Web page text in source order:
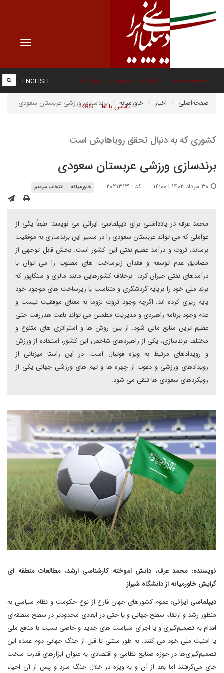
Toggle
صفحه نخست درباره ما عضویت پیوند ها
تماس با ما RSS
ENGLISH
صفحه‌اصلی اخبار خاورمیانه برندسازی ورزشی عربستان سعودی
کشوری که به دنبال تحقق رویاهایش است
برندسازی ورزشی عربستان سعودی
کد : ۲۰۲۱۳۱۳ خاورمیانه انتخاب سردبیر
محمد عرف در یادداشتی برای دیپلماسی ایرانی می نویسد: طبعاً یکی از
عواملی که می تواند عربستان سعودی را در مسیر این برندسازی به موفقیت
برساند، ثروت و درآمد عظیم نفتی این کشور است. بخش قابل توجهی از
مصادیق عدم توسعه و فقدان زیرساخت های مطلوب را می توان با
درآمدهای نفتی جبران کرد؛ برخلاف کشورهایی مانند مالزی و سنگاپور که
برند ملی خود را برپایه گردشگری و متناسب با زیرساخت های موجود خود
پایه ریزی کرده اند. اگرچه وجود ثروت لزوماً به معنای موفقیت نیست و
عدم وجود برنامه راهبردی و مدیریت مطمئن می تواند باعث هدررفت حتی
عظیم ترین منابع مالی شود. از بین روش ها و استراتژی های متنوع و
مختلف برندسازی، یکی از راهبردهای شاخص این کشور، استفاده از ورزش
و رویدادهای مرتبط به ویژه فوتبال است. در این راستا میزبانی از
رویدادهای ورزشی و دعوت از چهره ها و تیم های ورزشی جهانی یکی از
رویکردهای سعودی ها تلقی می شود.
نویسنده: محمد عرف، دانش آموخته کارشناسی ارشد، مطالعات منطقه ای
گرایش خاورمیانه از دانشگاه شیراز
دیپلماسی ایرانی: عموم کشورهای جهان فارغ از نوع حکومت و نظام سیاسی به
منظور رشد و ارتقاء سطح جهانی و یا حتی در ابعادی محدودتر در سطح منطقه‌ای
اقدام به تصمیم‌گیری و یا اجرای سیاست های جدید و خاصی نسبت با منافع ملی
یا امنیت ملی خود می کنند. به طور سنتی تا قبل از جنگ جهانی دوم عمده این
تصمیم‌گیری‌ها در حوزه صنایع نظامی و اقتصادی به عنوان ابزارهای قدرت سخت
جای می‌گرفتند اما بعد از آن و به ویژه در خلال جنگ سرد و پس از آن احیاء